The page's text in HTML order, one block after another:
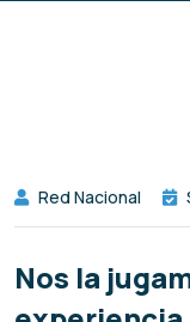
Red Nacional
Nos la